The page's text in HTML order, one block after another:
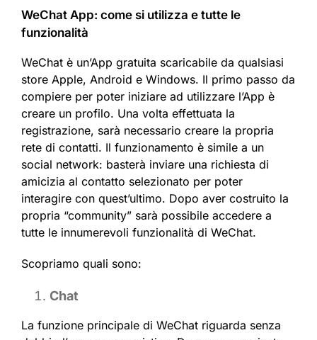
WeChat App: come si utilizza e tutte le
funzionalità
WeChat è un’App gratuita scaricabile da qualsiasi
store Apple, Android e Windows. Il primo passo da
compiere per poter iniziare ad utilizzare l’App è
creare un profilo. Una volta effettuata la
registrazione, sarà necessario creare la propria
rete di contatti. Il funzionamento è simile a un
social network: basterà inviare una richiesta di
amicizia al contatto selezionato per poter
interagire con quest’ultimo. Dopo aver costruito la
propria “community” sarà possibile accedere a
tutte le innumerevoli funzionalità di WeChat.
Scopriamo quali sono:
Chat
La funzione principale di WeChat riguarda senza